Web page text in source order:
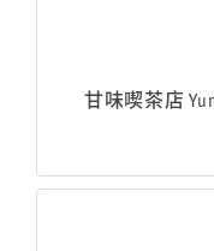
甘味喫茶店